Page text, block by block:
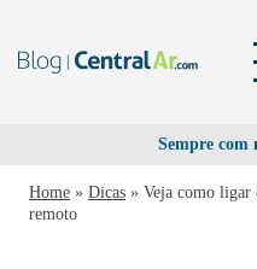
Sempre com
Home » Dicas » Veja como ligar
remoto